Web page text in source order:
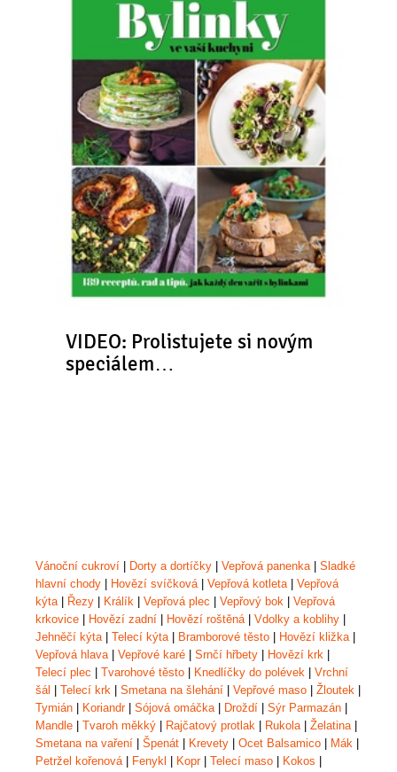
VIDEO: Prolistujete si novým
speciálem…
Vánoční cukroví Dorty a dortíčky Vepřová panenka| Sladké
hlavní chody
Hovězí svíčková| Vepřová kotleta| Vepřová
kýta| Řezy Králík Vepřová plec Vepřový bok
Vepřová
krkovice
Hovězí zadní Hovězí roštěná| Vdolky a koblihy
Jehněčí kýta| Telecí kýta| Bramborové těsto Hovězí kližka|
Vepřová hlava| Vepřové karé Srnčí hřbety Hovězí krk
Telecí plec
Tvarohové těsto Knedlíčky do polévek
Vrchní
šál
Telecí krk Smetana na šlehání Vepřové maso Žloutek
Tymián
Koriandr| Sójová omáčka| Droždí Sýr Parmazán
Mandle
Tvaroh měkký Rajčatový protlak Rukola| Želatina|
Smetana na vaření
Špenát Krevety Ocet Balsamico Mák
Petržel kořenová| Fenykl Kopr| Telecí maso Kokos